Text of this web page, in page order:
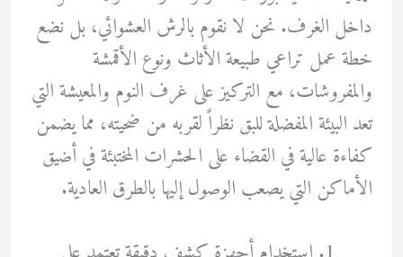
داخل الغرف. نحن لا نقوم بالرش العشوائي، بل نضع
خطة عمل تراعي طبيعة الأثاث ونوع الأقمشة
والمفروشات، مع التركيز على غرف النوم والمعيشة التي
تعد البيئة المفضلة للبق نظراً لقربه من ضحيته، مما يضمن
كفاءة عالية في القضاء على الحشرات المختبئة في أضيق
الأماكن التي يصعب الوصول إليها بالطرق العادية.